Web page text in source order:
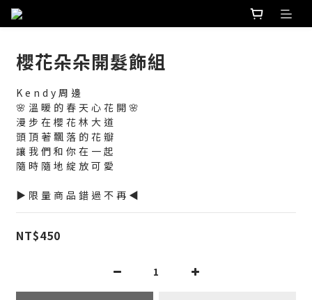
櫻花朵朵開髮飾組
Kendy周邊
🌸溫暖的春天心花開🌸
漫步在櫻花林大道
頭頂著飄落的花瓣
讓我們和你在一起
隨時隨地綻放可愛
▶限量商品錯過不再◀
NT$450